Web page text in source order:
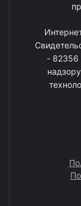
- 82356